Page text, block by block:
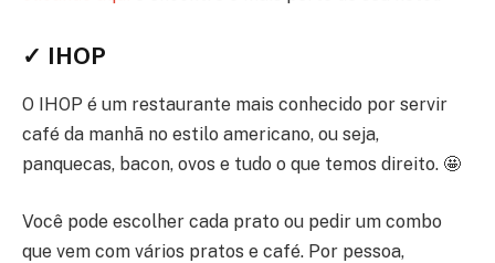
✓ IHOP
O IHOP é um restaurante mais conhecido por servir
café da manhã no estilo americano, ou seja,
panquecas, bacon, ovos e tudo o que temos direito. 🤩
Você pode escolher cada prato ou pedir um combo
que vem com vários pratos e café. Por pessoa,